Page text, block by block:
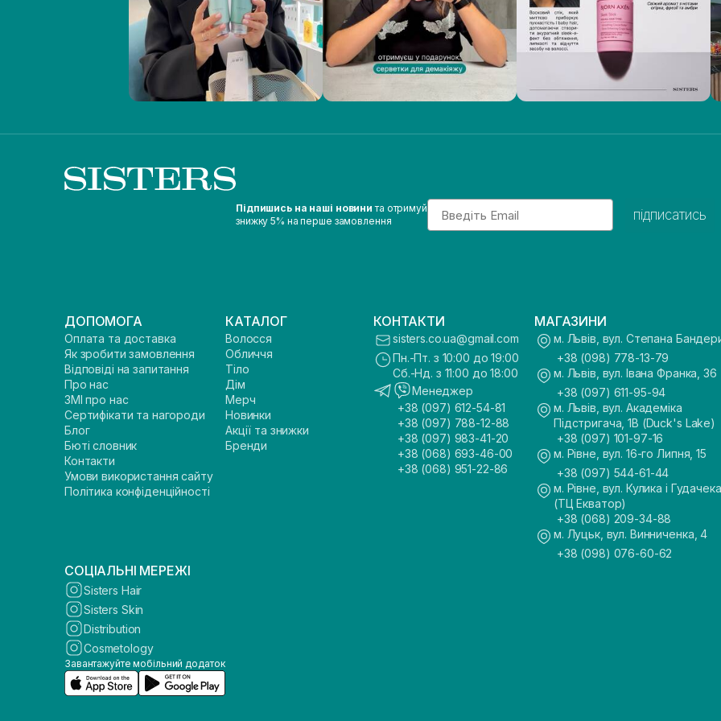
Підпишись на наші новини та отримуй
знижку 5% на перше замовлення
Email
підписатись
ДОПОМОГА
Оплата та доставка
Як зробити замовлення
Відповіді на запитання
Про нас
ЗМІ про нас
Сертифікати та нагороди
Блог
Бюті словник
Контакти
Умови використання сайту
Політика конфіденційності
КАТАЛОГ
Волосся
Обличчя
Тіло
Дім
Мерч
Новинки
Акції та знижки
Бренди
КОНТАКТИ
sisters.co.ua@gmail.com
Пн.-Пт. з 10:00 до 19:00
Сб.-Нд. з 11:00 до 18:00
Менеджер
+38 (097) 612-54-81
+38 (097) 788-12-88
+38 (097) 983-41-20
+38 (068) 693-46-00
+38 (068) 951-22-86
МАГАЗИНИ
м. Львів, вул. Степана
+38 (098) 778-13-79
м. Львів, вул. Івана Франка, 36
+38 (097) 611-95-94
м. Львів, вул. Академіка
Підстригача, 1В (Duck's Lake)
+38 (097) 101-97-16
м. Рівне, вул. 16-го Липня, 15
+38 (097) 544-61-44
м. Рівне, вул. Кулика і
(ТЦ Екватор)
+38 (068) 209-34-88
м. Луцьк, вул. Винниченка, 4
+38 (098) 076-60-62
СОЦІАЛЬНІ МЕРЕЖІ
Sisters Hair
Sisters Skin
Distribution
Cosmetology
Завантажуйте мобільний додаток